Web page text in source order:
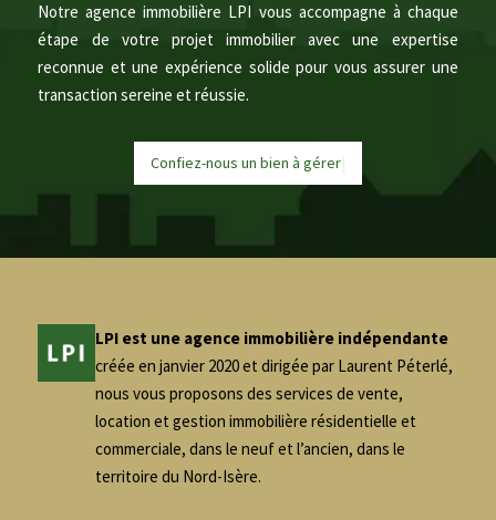
Notre agence immobilière LPI vous accompagne à chaque
étape de votre projet immobilier avec une expertise
reconnue et une expérience solide pour vous assurer une
transaction sereine et réussie.
Confiez-nous un bien àgére|
LPI est une agence immobilière indépendante
créée en janvier 2020 et dirigée par Laurent Péterlé,
nous vous proposons des services de vente,
location et gestion immobilière résidentielle et
commerciale, dans le neuf et l’ancien, dans le
territoire du Nord-Isère.